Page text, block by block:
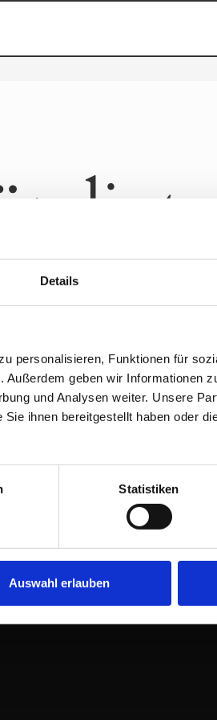
Details
personalisieren, Funktionen für
geben wir Informationen
und Analysen weiter. Unsere
ihnen bereitgestellt haben oder
Statistiken
Auswahl erlauben
Shop ist in Arbeit und wird